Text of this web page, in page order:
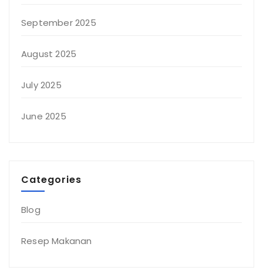
September 2025
August 2025
July 2025
June 2025
Categories
Blog
Resep Makanan